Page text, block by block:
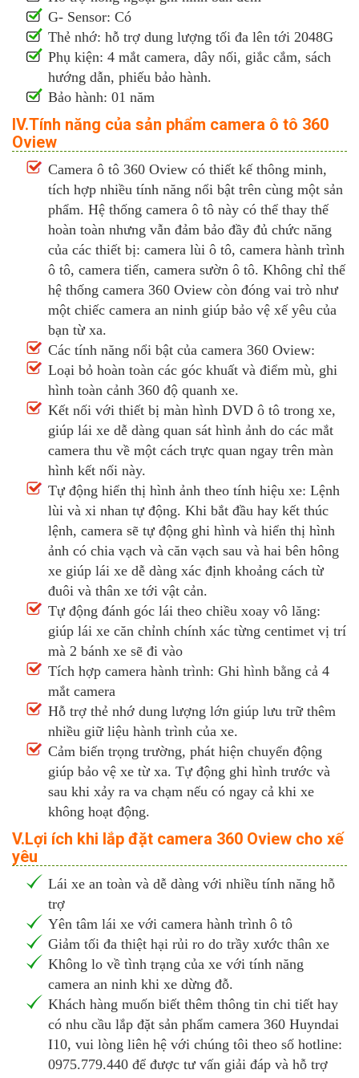
G- Sensor: Có
Thẻ nhớ: hỗ trợ dung lượng tối đa lên tới 2048G
Phụ kiện: 4 mắt camera, dây nối, giắc cắm, sách
hướng dẫn, phiếu bảo hành.
Bảo hành: 01 năm
IV.Tính năng của sản phẩm camera ô tô 360
Oview
Camera ô tô 360 Oview có thiết kế thông minh,
tích hợp nhiều tính năng nổi bật trên cùng một sản
phẩm. Hệ thống camera ô tô này có thể thay thế
hoàn toàn nhưng vẫn đảm bảo đầy đủ chức năng
của các thiết bị: camera lùi ô tô, camera hành trình
ô tô, camera tiến, camera sườn ô tô. Không chỉ thế
hệ thống camera 360 Oview còn đóng vai trò như
một chiếc camera an ninh giúp bảo vệ xế yêu của
bạn từ xa.
Các tính năng nổi bật của camera 360 Oview:
Loại bỏ hoàn toàn các góc khuất và điểm mù, ghi
hình toàn cảnh 360 độ quanh xe.
Kết nối với thiết bị màn hình DVD ô tô trong xe,
giúp lái xe dễ dàng quan sát hình ảnh do các mắt
camera thu về một cách trực quan ngay trên màn
hình kết nối này.
Tự động hiển thị hình ảnh theo tính hiệu xe: Lệnh
lùi và xi nhan tự động. Khi bắt đầu hay kết thúc
lệnh, camera sẽ tự động ghi hình và hiển thị hình
ảnh có chia vạch và căn vạch sau và hai bên hông
xe giúp lái xe dễ dàng xác định khoảng cách từ
đuôi và thân xe tới vật cản.
Tự động đánh góc lái theo chiều xoay vô lăng:
giúp lái xe căn chỉnh chính xác từng centimet vị trí
mà 2 bánh xe sẽ đi vào
Tích hợp camera hành trình: Ghi hình bằng cả 4
mắt camera
Hỗ trợ thẻ nhớ dung lượng lớn giúp lưu trữ thêm
nhiều giữ liệu hành trình của xe.
Cảm biến trọng trường, phát hiện chuyển động
giúp bảo vệ xe từ xa. Tự động ghi hình trước và
sau khi xảy ra va chạm nếu có ngay cả khi xe
không hoạt động.
V.Lợi ích khi lắp đặt camera 360 Oview cho xế
yêu
Lái xe an toàn và dễ dàng với nhiều tính năng hỗ
trợ
Yên tâm lái xe với camera hành trình ô tô
Giảm tối đa thiệt hại rủi ro do trầy xước thân xe
Không lo về tình trạng của xe với tính năng
camera an ninh khi xe dừng đỗ.
Khách hàng muốn biết thêm thông tin chi tiết hay
có nhu cầu lắp đặt sản phẩm camera 360 Huyndai
I10, vui lòng liên hệ với chúng tôi theo số hotline:
0975.779.440 để được tư vấn giải đáp và hỗ trợ